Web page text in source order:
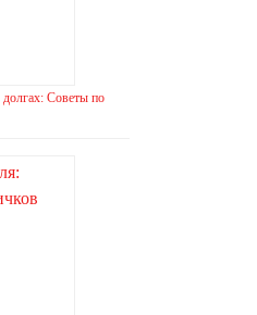
долгах: Советы по